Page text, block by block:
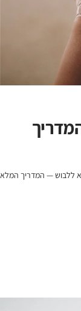
ללבוש — המדריך המלא